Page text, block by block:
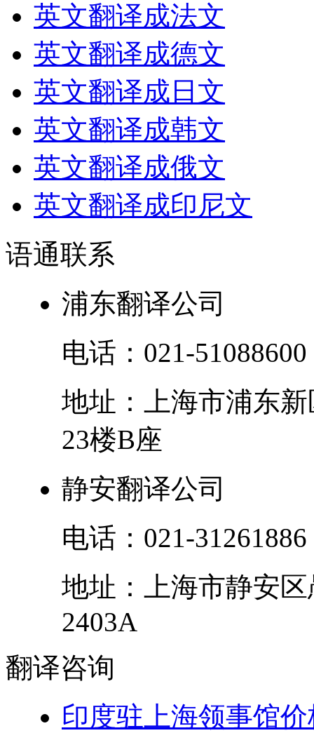
英文翻译成法文
英文翻译成德文
英文翻译成日文
英文翻译成韩文
英文翻译成俄文
英文翻译成印尼文
语通联系
浦东翻译公司
电话： 021-51088600
地址：
上海市浦东新
23楼B座
静安翻译公司
电话： 021-31261886
地址：
上海市静安区
2403A
翻译咨询
印度驻上海领事馆